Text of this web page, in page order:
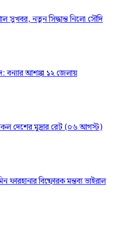
সুখবর, নতুন সিদ্ধান্ত নিলো সৌদি
বন্যার আশঙ্কা ১২ জেলায়
দেশের মুদ্রার রেট (০৬ আগস্ট)
ফারহানার বিষ্ফোরক মন্তব্য ভাইরাল